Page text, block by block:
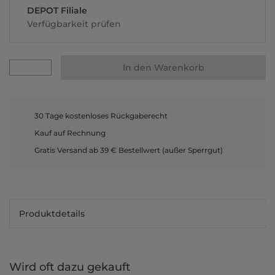
DEPOT Filiale
Verfügbarkeit prüfen
In den Warenkorb
30 Tage kostenloses Rückgaberecht
Kauf auf Rechnung
Gratis Versand ab 39 € Bestellwert (außer Sperrgut)
Produktdetails
Wird oft dazu gekauft